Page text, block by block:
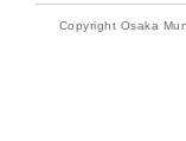
Copyright Osaka